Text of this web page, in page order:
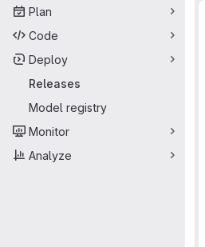
Plan
Code
Deploy
Releases
Model registry
Monitor
Analyze